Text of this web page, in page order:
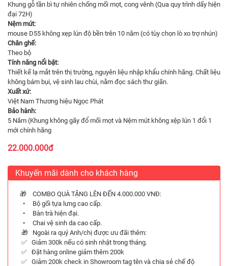
Khung gỗ tần bì tự nhiên chống mối mọt, cong vênh (Qua quy trình dấy hiện
đại 72H)
Nệm mút:
mouse D55 không xẹp lún độ bền trên 10 năm (có tùy chọn lò xo trợ nhún)
Chân ghế:
Theo bộ
Tính năng nổi bật:
Thiết kế lạ mắt trên thị trường, nguyên liệu nhập khẩu chính hãng. Chất liệu
không bám bụi, vệ sinh lau chùi, nằm đọc sách thư giãn.
Xuất xứ:
Việt Nam Thương hiệu Ngọc Phát
Bảo hành:
5 Năm (Khung không gãy đổ mối mọt và Nệm mút không xệp lún 1 đổi 1
mới chính hãng
22.000.000đ
Khuyến mãi dành cho khách hàng
🎁 COMBO QUÀ TẶNG LÊN ĐẾN 4.000.000 VNĐ:
• Bộ gối tựa lưng cao cấp.
• Bàn trà hiện đại.
• Chai vệ sinh da cao cấp.
🎁 Ngoài ra quý Anh/chị được ưu đãi thêm:
✅ Giảm 300k nếu có sinh nhật trong tháng.
✅ Đặt hàng online giảm thêm 200k
✅ Giảm 200k check in Showroom tag tên và chia sẻ chế độ